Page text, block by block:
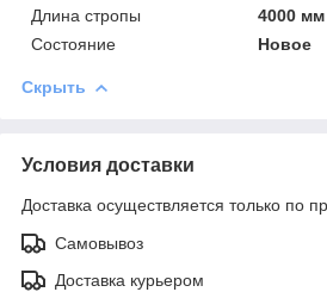
Длина стропы
4000 мм
Состояние
Новое
Скрыть
Условия доставки
Доставка осуществляется только по
Самовывоз
Доставка курьером